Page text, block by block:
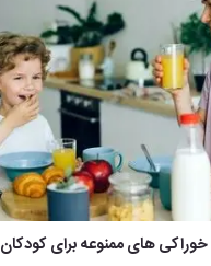
خوراکی های ممنوعه برای کودکان